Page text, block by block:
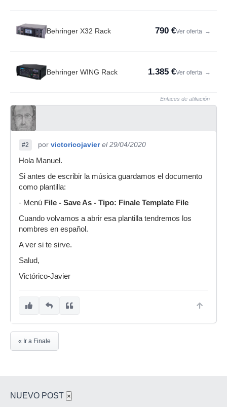
Behringer X32 Rack 790 €Ver oferta →
Behringer WING Rack 1.385 €Ver oferta →
Enlaces de afiliación
#2 por victoricojavier el 29/04/2020
Hola Manuel.
Si antes de escribir la música guardamos el documento
como plantilla:
- Menú File - Save As - Tipo: Finale Template File
Cuando volvamos a abrir esa plantilla tendremos los
nombres en español.
A ver si te sirve.
Salud,
Victórico-Javier
« Ir a Finale
NUEVO POST ×